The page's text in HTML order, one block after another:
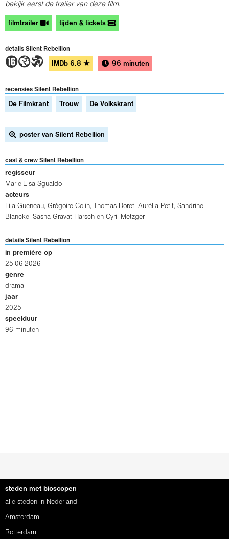
bekijk eerst de trailer van deze film.
filmtrailer tijden & tickets
details Silent Rebellion
6GT IMDb 6.8 ★ 96 minuten
recensies Silent Rebellion
De Filmkrant Trouw De Volkskrant
poster van Silent Rebellion
cast & crew Silent Rebellion
regisseur
Marie-Elsa Sgualdo
acteurs
Lila Gueneau, Grégoire Colin, Thomas Doret, Aurélia Petit, Sandrine
Blancke, Sasha Gravat Harsch en Cyril Metzger
details Silent Rebellion
in première op
25-06-2026
genre
drama
jaar
2025
speelduur
96 minuten
steden met bioscopen
alle steden in Nederland
Amsterdam
Rotterdam